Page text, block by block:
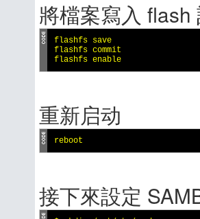
將檔案寫入 flash
flashfs save
flashfs commit
flashfs enable
重新启动
reboot
接下來設定